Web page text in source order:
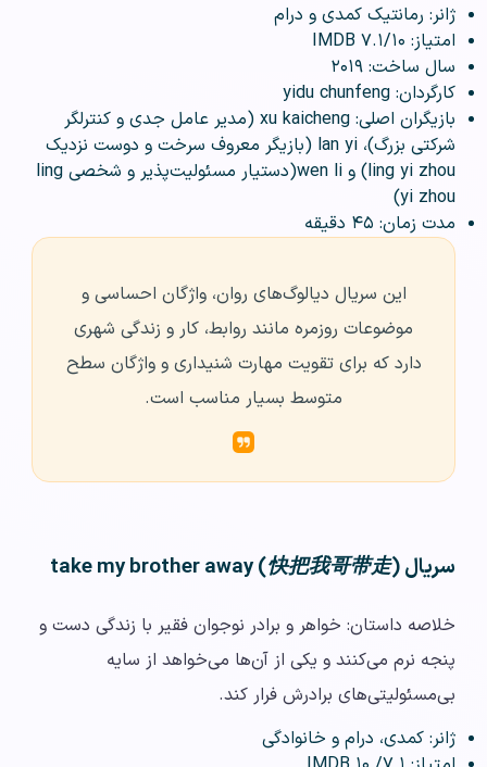
ژانر: رمانتیک کمدی و درام
امتیاز: ۷.۱/۱۰ IMDB
سال ساخت: ۲۰۱۹
کارگردان: yidu chunfeng
بازیگران اصلی: xu kaicheng (مدیر عامل جدی و کنترلگر
شرکتی بزرگ)، lan yi (بازیگر معروف سرخت و دوست نزدیک
ling yi zhou) و wen li(دستیار مسئولیت‌پذیر و شخصی ling
yi zhou)
مدت زمان: ۴۵ دقیقه
این سریال دیالوگ‌های روان، واژگان احساسی و
موضوعات روزمره مانند روابط، کار و زندگی شهری
دارد که برای تقویت مهارت شنیداری و واژگان سطح
متوسط بسیار مناسب است.
سریال take my brother away ( 快把我哥带走)
خلاصه داستان: خواهر و برادر نوجوان فقیر با زندگی دست و
پنجه نرم می‌کنند و یکی از آن‌ها می‌خواهد از سایه
بی‌مسئولیتی‌های برادرش فرار کند.
ژانر: کمدی، درام و خانوادگی